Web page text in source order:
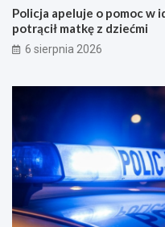
Policja apeluje o pomoc
potrącił matkę z dziećmi
6 sierpnia 2026